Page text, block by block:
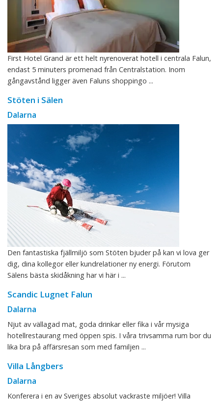
First Hotel Grand är ett helt nyrenoverat hotell i centrala Falun,
endast 5 minuters promenad från Centralstation. Inom
gångavstånd ligger även Faluns shoppingo ...
Stöten i Sälen
Dalarna
Den fantastiska fjällmiljö som Stöten bjuder på kan vi lova ger
dig, dina kollegor eller kundrelationer ny energi. Förutom
Sälens bästa skidåkning har vi här i ...
Scandic Lugnet Falun
Dalarna
Njut av vällagad mat, goda drinkar eller fika i vår mysiga
hotellrestaurang med öppen spis. I våra trivsamma rum bor du
lika bra på affärsresan som med familjen ...
Villa Långbers
Dalarna
Konferera i en av Sveriges absolut vackraste miljöer! Villa